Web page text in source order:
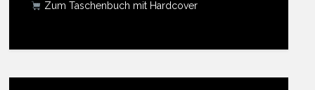
Zum Taschenbuch mit Hardcover